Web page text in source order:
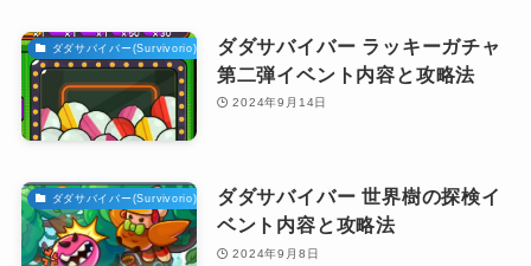
ダダサバイバー(Survivorio)攻略ダダサバイバー ラッキーガチャ
第二弾イベント内容と攻略法
2024年9月14日
ダダサバイバー(Survivorio)攻略ダダサバイバー 世界樹の探検イ
ベント内容と攻略法
2024年9月8日